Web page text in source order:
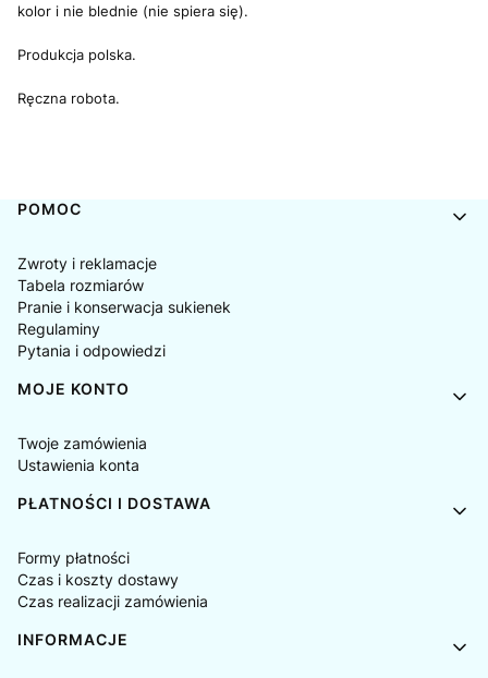
kolor i nie blednie (nie spiera się).
Produkcja polska.
Ręczna robota.
Linki w stopce
POMOC
Zwroty i reklamacje
Tabela rozmiarów
Pranie i konserwacja sukienek
Regulaminy
Pytania i odpowiedzi
MOJE KONTO
Twoje zamówienia
Ustawienia konta
PŁATNOŚCI I DOSTAWA
Formy płatności
Czas i koszty dostawy
Czas realizacji zamówienia
INFORMACJE